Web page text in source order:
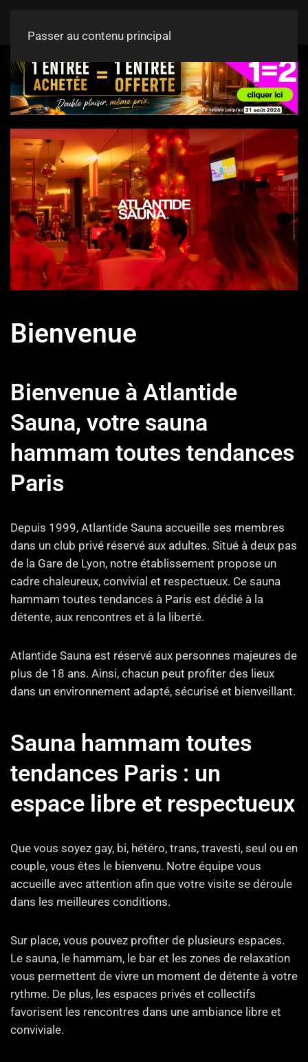
Passer au contenu principal
Bienvenue
Bienvenue à Atlantide
Sauna, votre sauna
hammam toutes tendances
Paris
Depuis 1999, Atlantide Sauna accueille ses membres
dans un club privé réservé aux adultes. Situé à deux pas
de la Gare de Lyon, notre établissement propose un
cadre chaleureux, convivial et respectueux. Ce sauna
hammam toutes tendances à Paris est dédié à la
détente, aux rencontres et à la liberté.
Atlantide Sauna est réservé aux personnes majeures de
plus de 18 ans. Ainsi, chacun peut profiter des lieux
dans un environnement adapté, sécurisé et bienveillant.
Sauna hammam toutes
tendances Paris : un
espace libre et respectueux
Que vous soyez gay, bi, hétéro, trans, travesti, seul ou en
couple, vous êtes le bienvenu. Notre équipe vous
accueille avec attention afin que votre visite se déroule
dans les meilleures conditions.
Sur place, vous pouvez profiter de plusieurs espaces.
Le sauna, le hammam, le bar et les zones de relaxation
vous permettent de vivre un moment de détente à votre
rythme. De plus, les espaces privés et collectifs
favorisent les rencontres dans une ambiance libre et
conviviale.